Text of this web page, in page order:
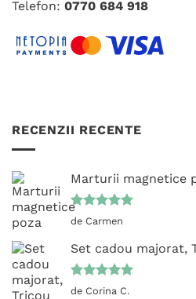
Telefon: 0770 684 918
RECENZII RECENTE
Marturii magnetice
Evaluat la
de Carmen
Set cadou majorat,
Evaluat la
de Corina C.